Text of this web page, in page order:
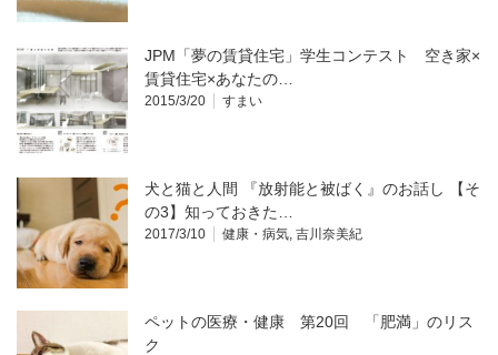
JPM「夢の賃貸住宅」学生コンテスト 空き家×
賃貸住宅×あなたの…
2015/3/20 すまい
犬と猫と人間 『放射能と被ばく』のお話し 【そ
の3】知っておきた…
2017/3/10 健康・病気 吉川奈美紀
ペットの医療・健康 第20回 「肥満」のリス
ク